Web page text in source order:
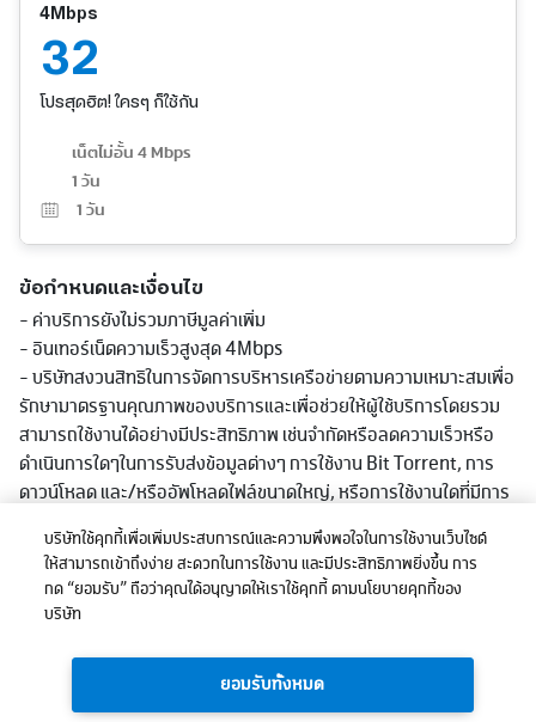
4Mbps
32
โปรสุดฮิต! ใครๆ ก็ใช้กัน
เน็ตไม่อั้น 4 Mbps
1 วัน
1 วัน
ข้อกำหนดและเงื่อนไข
- ค่าบริการยังไม่รวมภาษีมูลค่าเพิ่ม
- อินเทอร์เน็ตความเร็วสูงสุด 4Mbps
- บริษัทสงวนสิทธิในการจัดการบริหารเครือข่ายตามความเหมาะสมเพื่อ
รักษามาตรฐานคุณภาพของบริการและเพื่อช่วยให้ผู้ใช้บริการโดยรวม
สามารถใช้งานได้อย่างมีประสิทธิภาพ เช่นจำกัดหรือลดความเร็วหรือ
ดำเนินการใดๆในการรับส่งข้อมูลต่างๆ การใช้งาน Bit Torrent, การ
ดาวน์โหลด และ/หรืออัพโหลดไฟล์ขนาดใหญ่, หรือการใช้งานใดที่มีการ
รับส่งข้อมูลในปริมาณมากอย่างต่อเนื่องหรือที่มีผลต่อการใช้บริการ
หรือเกิดความไม่เป็นธรรมก่อหรืออาจะก่อให้เกิดความเสียหายต่อผู้ใช้
บริการอื่นและ/หรือต่อเครือข่ายหรือการให้บริการโดยรวมของบริษัท
ทั้งนี้ การลดความเร็วอาจลดต่ำกว่าที่ระบุในแพ็กเกจตามแต่ลักษณะการ
- บริษัทฯ ขอสงวนสิทธิ์ในการเปลี่ยนแปลงการเสนอขายได้ตามสมควร
บริษัทใช้คุกกี้เพื่อเพิ่มประสบการณ์และความพึงพอใจในการใช้งานเว็บไซต์
ให้สามารถเข้าถึงง่าย สะดวกในการใช้งาน และมีประสิทธิภาพยิ่งขึ้น การ
กด “ยอมรับ” ถือว่าคุณได้อนุญาตให้เราใช้คุกกี้ ตามนโยบายคุกกี้ของ
บริษัท
ยอมรับทั้งหมด